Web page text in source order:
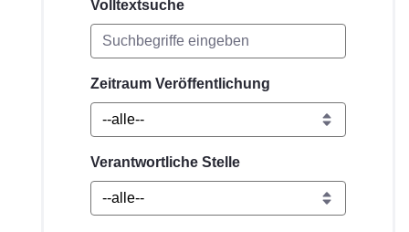
Volltextsuche
Zeitraum Veröffentlichung
Verantwortliche Stelle